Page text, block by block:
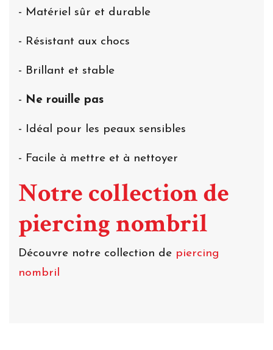
- Matériel sûr et durable
- Résistant aux chocs
- Brillant et stable
- Ne rouille pas
- Idéal pour les peaux sensibles
- Facile à mettre et à nettoyer
Notre collection de
piercing nombril
Découvre notre collection de piercing
nombril